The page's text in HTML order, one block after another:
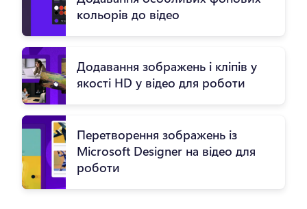
кольорів до відео
Додавання зображень і кліпів у
якості HD у відео для роботи
Перетворення зображень із
Microsoft Designer на відео для
роботи